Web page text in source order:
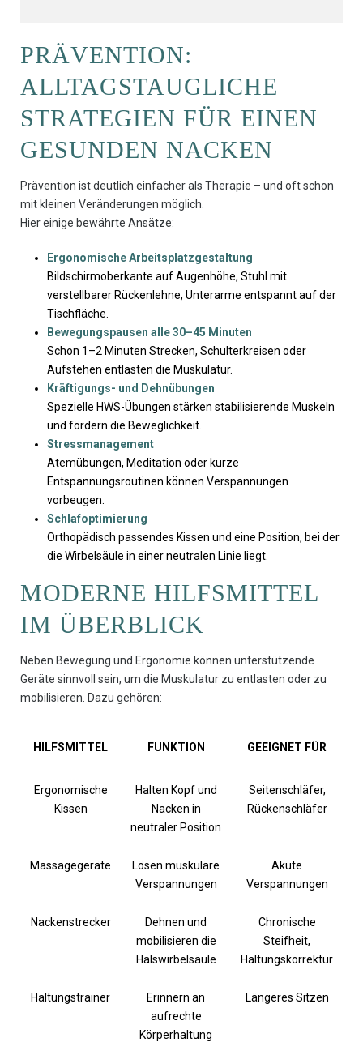
PRÄVENTION:
ALLTAGSTAUGLICHE
STRATEGIEN FÜR EINEN
GESUNDEN NACKEN
Prävention ist deutlich einfacher als Therapie – und oft schon
mit kleinen Veränderungen möglich.
Hier einige bewährte Ansätze:
Ergonomische Arbeitsplatzgestaltung
Bildschirmoberkante auf Augenhöhe, Stuhl mit
verstellbarer Rückenlehne, Unterarme entspannt auf der
Tischfläche.
Bewegungspausen alle 30–45 Minuten
Schon 1–2 Minuten Strecken, Schulterkreisen oder
Aufstehen entlasten die Muskulatur.
Kräftigungs- und Dehnübungen
Spezielle HWS-Übungen stärken stabilisierende Muskeln
und fördern die Beweglichkeit.
Stressmanagement
Atemübungen, Meditation oder kurze
Entspannungsroutinen können Verspannungen
vorbeugen.
Schlafoptimierung
Orthopädisch passendes Kissen und eine Position, bei der
die Wirbelsäule in einer neutralen Linie liegt.
MODERNE HILFSMITTEL
IM ÜBERBLICK
Neben Bewegung und Ergonomie können unterstützende
Geräte sinnvoll sein, um die Muskulatur zu entlasten oder zu
mobilisieren. Dazu gehören:
HILFSMITTEL FUNKTION GEEIGNET FÜR
Ergonomische
Kissen
Halten Kopf und
Nacken in
neutraler Position
Seitenschläfer,
Rückenschläfer
Massagegeräte
Lösen muskuläre
Verspannungen
Akute
Verspannungen
Nackenstrecker
Dehnen und
mobilisieren die
Halswirbelsäule
Chronische
Steifheit,
Haltungskorrektur
Haltungstrainer
Erinnern an
aufrechte
Körperhaltung
Längeres Sitzen